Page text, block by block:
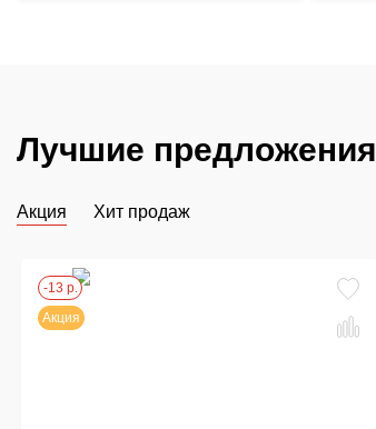
Лучшие предложения
Акция Хит продаж
-13 р.
Акция